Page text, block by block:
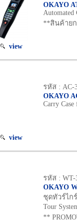
view
OKAYO
Automated
**สินค้ายก
view
รหัส : AC-
OKAYO
Carry
รหัส : WT-
OKAYO
ชุดทัวร์ไก
Tour
**